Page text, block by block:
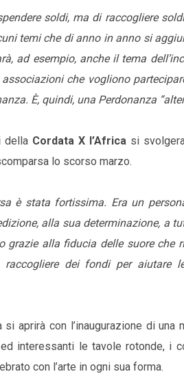
soldi, ma di raccogliere
temi che di anno in anno si
ad esempio, anche il tema
che vogliono
È, quindi, una Perdonanza
della Cordata X l’Africa si
lo scorso marzo.
è stata fortissima. Era un
alla sua determinazione, a
grazie alla fiducia delle suore
raccogliere dei fondi per
aprirà con l’inaugurazione di
interessanti le tavole rotonde, i
con l’arte in ogni sua forma.